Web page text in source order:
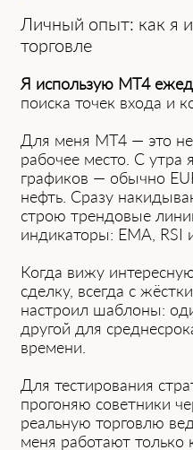
Личный опыт: как я
торговле
Я использую MT4
поиска точек входа и
Для меня MT4 — это
рабочее место. С утра
графиков — обычно
нефть. Сразу
строю трендовые
индикаторы: EMA, RSI
Когда вижу
сделку, всегда с
настроил шаблоны:
другой для
времени.
Для тестирования
прогоняю советники
реальную торговлю
меня работают только